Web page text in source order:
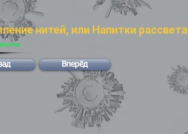
нитей, или Напитки рассвета
Вперёд